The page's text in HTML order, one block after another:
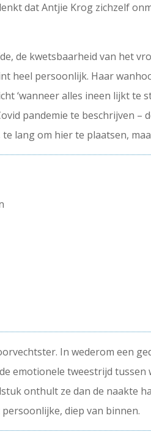
dat Antjie Krog zichzelf
de kwetsbaarheid van het
heel persoonlijk. Haar
‘wanneer alles ineen lijkt te
pandemie te beschrijven
lang om hier te plaatsen,
In wederom een
emotionele tweestrijd
onthult ze dan de naakte
diep van binnen.